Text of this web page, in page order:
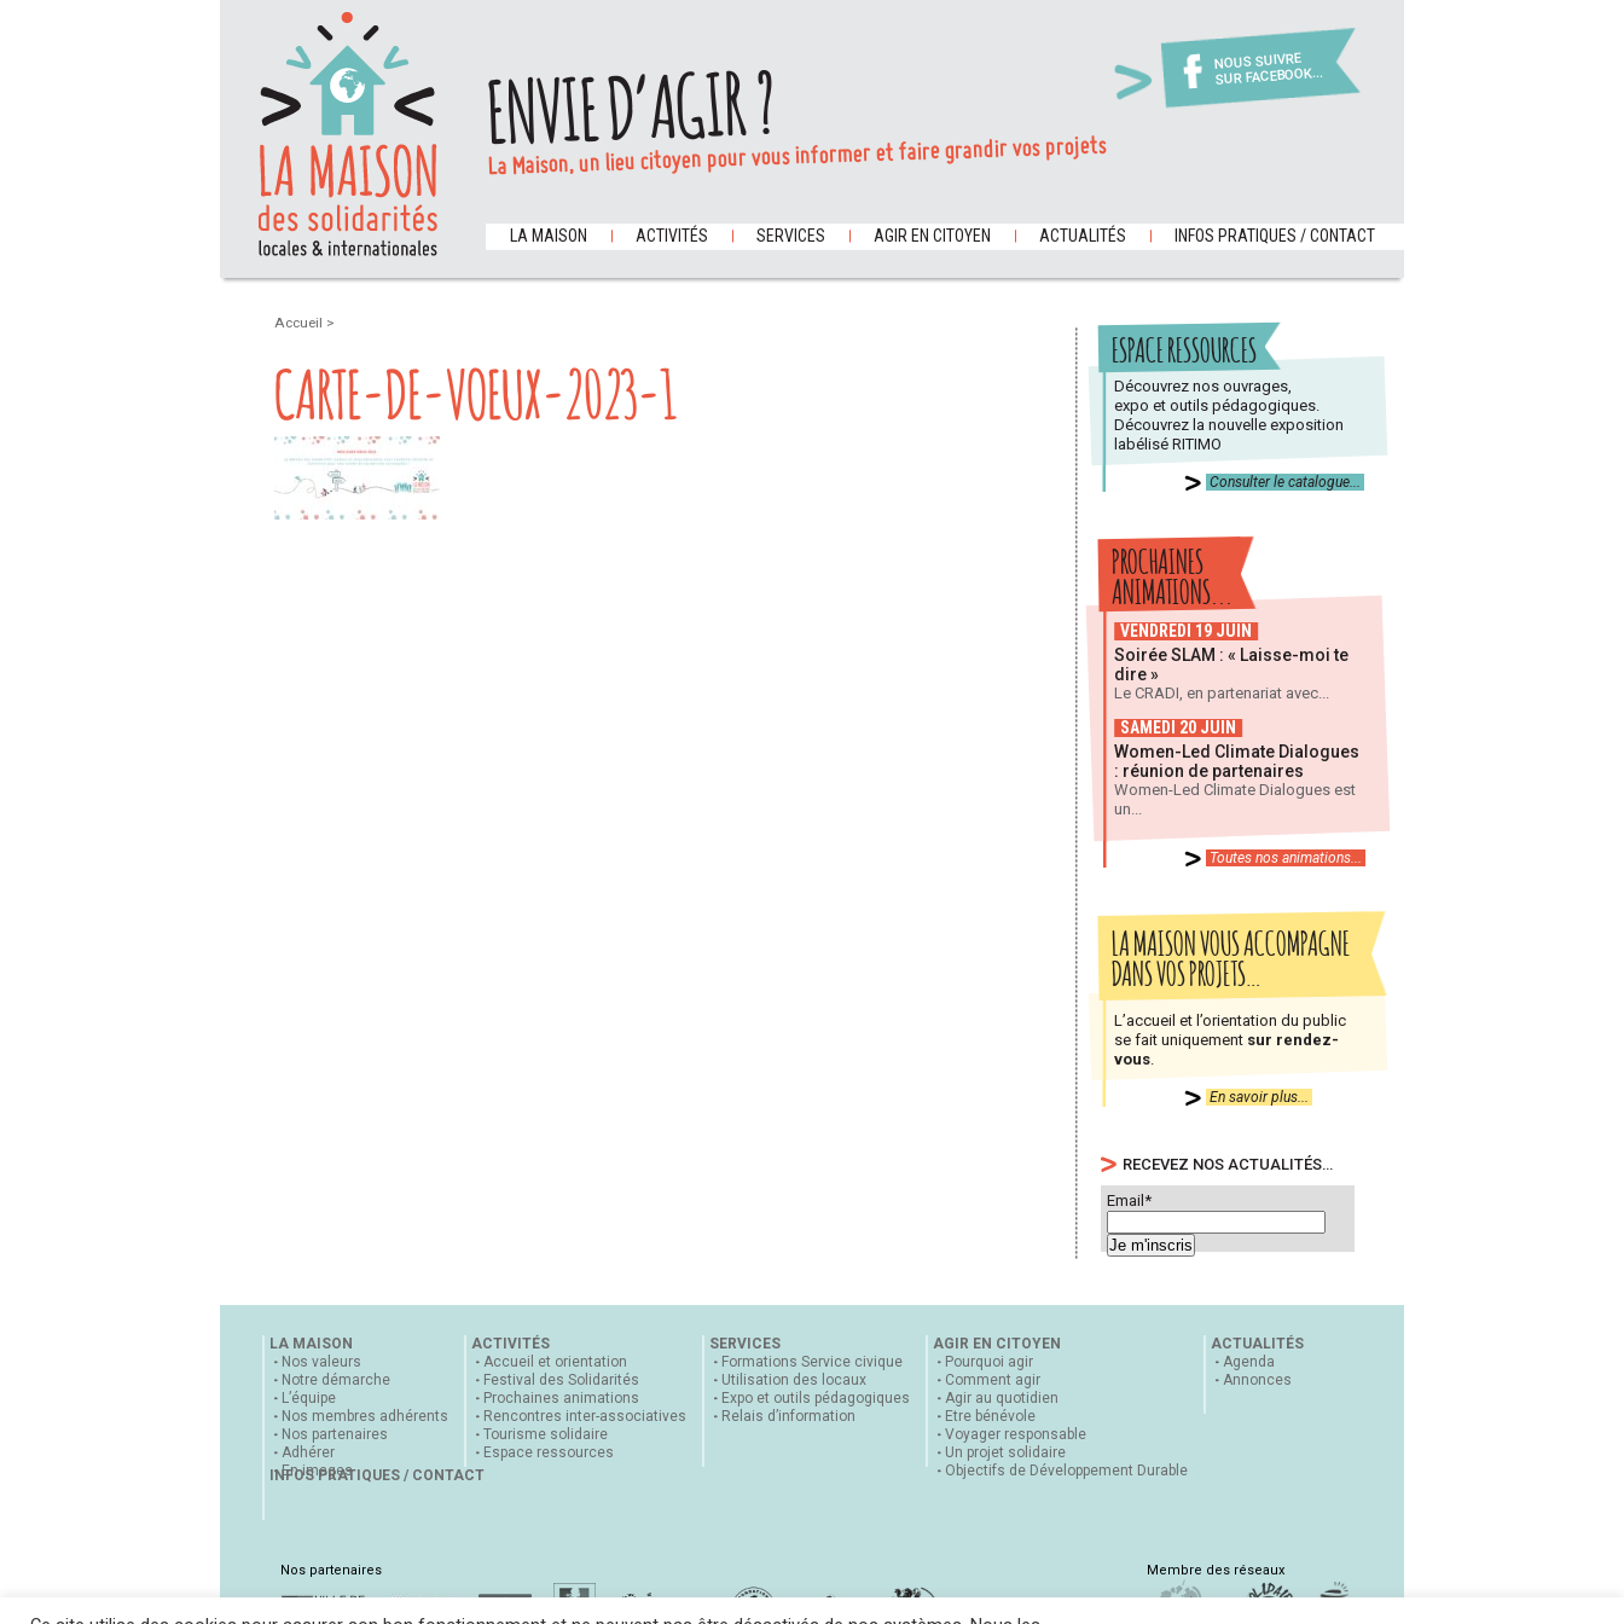
NOUS SUIVRE
SUR FACEBOOK...
ENVIE D’AGIR ?
La Maison, un lieu citoyen pour vous informer et faire grandir vos projets
LA MAISON ACTIVITÉS SERVICES AGIR EN CITOYEN ACTUALITÉS INFOS PRATIQUES / CONTACT
Accueil >
CARTE-DE-VOEUX-2023-1
ESPACE RESSOURCES
Découvrez nos ouvrages,
expo et outils pédagogiques.
Découvrez la nouvelle exposition
labélisé RITIMO
Consulter le catalogue...
PROCHAINES
ANIMATIONS...
VENDREDI 19 JUIN
Soirée SLAM : « Laisse-moi te
dire »
Le CRADI, en partenariat avec...
SAMEDI 20 JUIN
Women-Led Climate Dialogues
: réunion de partenaires
Women-Led Climate Dialogues est
un...
Toutes nos animations...
LA MAISON VOUS ACCOMPAGNE
DANS VOS PROJETS…
L’accueil et l’orientation du public
se fait uniquement sur rendez-
vous
En savoir plus...
RECEVEZ NOS ACTUALITÉS…
Email*
LA MAISON
Nos valeurs
Notre démarche
L’équipe
Nos membres adhérents
Nos partenaires
Adhérer
En images
ACTIVITÉS
Accueil et orientation
Festival des Solidarités
Prochaines animations
Rencontres inter-associatives
Tourisme solidaire
Espace ressources
SERVICES
Formations Service civique
Utilisation des locaux
Expo et outils pédagogiques
Relais d’information
AGIR EN CITOYEN
Pourquoi agir
Comment agir
Agir au quotidien
Etre bénévole
Voyager responsable
Un projet solidaire
Objectifs de Développement Durable
ACTUALITÉS
Agenda
Annonces
INFOS PRATIQUES / CONTACT
Nos partenaires Membre des réseaux